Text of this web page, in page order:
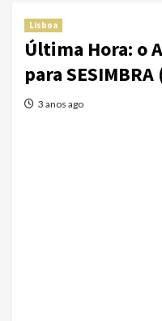
Lisboa
Última Hora: o
para
3 anos ago